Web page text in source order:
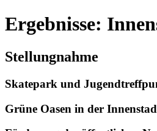
Ergebnisse:
Stellungnahme
Skatepark und
Grüne Oasen in der